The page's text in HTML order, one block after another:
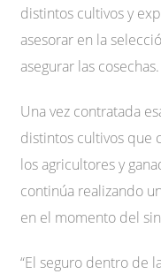
distintos cultivos y
asesorar en la
asegurar las cosechas.
Una vez contratada
distintos cultivos que
los agricultores y
continúa realizando
en el momento del
“El seguro dentro de